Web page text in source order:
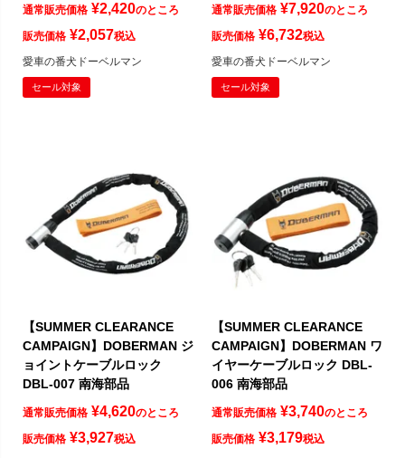
通常販売価格 ¥2,420のところ
販売価格 ¥2,057税込
愛車の番犬ドーベルマン
セール対象
通常販売価格 ¥7,920のところ
販売価格 ¥6,732税込
愛車の番犬ドーベルマン
セール対象
【SUMMER CLEARANCE
CAMPAIGN】DOBERMAN ジ
ョイントケーブルロック
DBL-007 南海部品
通常販売価格 ¥4,620のところ
販売価格 ¥3,927税込
【SUMMER CLEARANCE
CAMPAIGN】DOBERMAN ワ
イヤーケーブルロック DBL-
006 南海部品
通常販売価格 ¥3,740のところ
販売価格 ¥3,179税込